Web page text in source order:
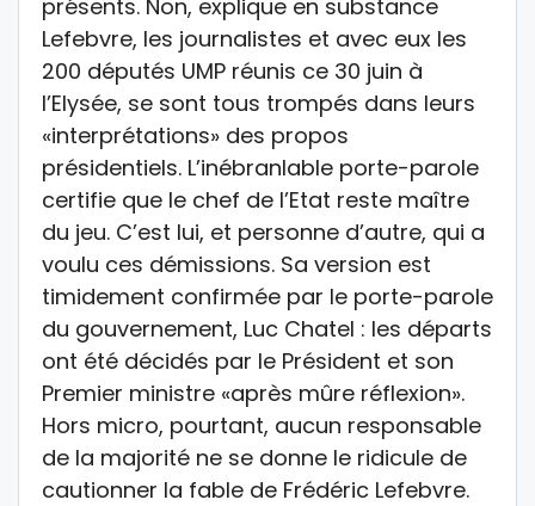
présents. Non, explique en substance
Lefebvre, les journalistes et avec eux les
200 députés UMP réunis ce 30 juin à
l’Elysée, se sont tous trompés dans leurs
«interprétations» des propos
présidentiels. L’inébranlable porte-parole
certifie que le chef de l’Etat reste maître
du jeu. C’est lui, et personne d’autre, qui a
voulu ces démissions. Sa version est
timidement confirmée par le porte-parole
du gouvernement, Luc Chatel : les départs
ont été décidés par le Président et son
Premier ministre «après mûre réflexion».
Hors micro, pourtant, aucun responsable
de la majorité ne se donne le ridicule de
cautionner la fable de Frédéric Lefebvre.